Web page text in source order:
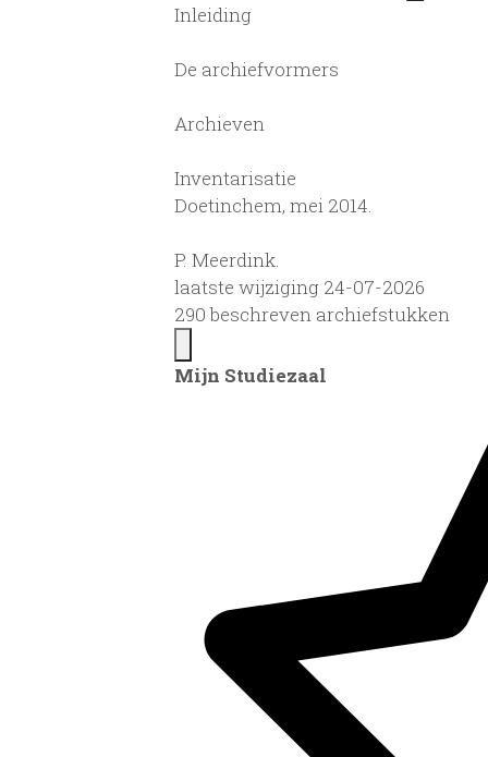
Inleiding
De archiefvormers
Archieven
Inventarisatie
Doetinchem, mei 2014.
P. Meerdink.
laatste wijziging 24-07-2026
290 beschreven archiefstukken
Mijn Studiezaal